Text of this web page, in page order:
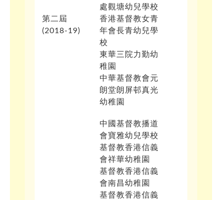
第二屆
(2018-19)
處觀塘幼兒學校
香港基督教女青
年會長青幼兒學
校
東華三院力勤幼
稚園
中華基督教會元
朗堂朗屏邨真光
幼稚園
中國基督教播道
會寶雅幼兒學校
基督教香港信義
會祥華幼稚園
基督教香港信義
會南昌幼稚園
基督教香港信義